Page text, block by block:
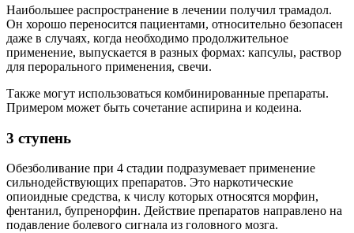
Наибольшее распространение в лечении получил трамадол.
Он хорошо переносится пациентами, относительно безопасен
даже в случаях, когда необходимо продолжительное
применение, выпускается в разных формах: капсулы, раствор
для перорального применения, свечи.
Также могут использоваться комбинированные препараты.
Примером может быть сочетание аспирина и кодеина.
3 ступень
Обезболивание при 4 стадии подразумевает применение
сильнодействующих препаратов. Это наркотические
опиоидные средства, к числу которых относятся морфин,
фентанил, бупренорфин. Действие препаратов направлено на
подавление болевого сигнала из головного мозга.